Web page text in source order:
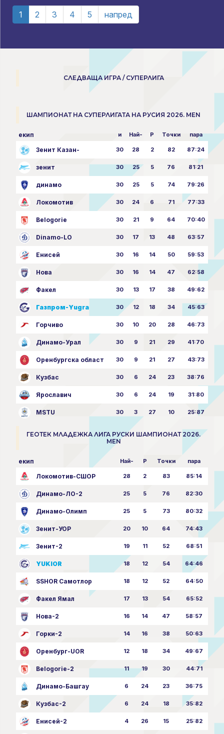
1 2 3 4 5 напред
СЛЕДВАЩА ИГРА / СУПЕРЛИГА
ШАМПИОНАТ НА СУПЕРЛИГАТА НА РУСИЯ 2026. MEN
екип и Най- P Точки пара
Зенит Казан- 30 28 2 82 87:24
зенит 30 25 5 76 81:21
динамо 30 25 5 74 79:26
Локомотив 30 24 6 71 77:33
Belogorie 30 21 9 64 70:40
Dinamo-LO 30 17 13 48 63:57
Енисей 30 16 14 50 59:53
Нова 30 16 14 47 62:58
Факел 30 13 17 38 49:62
Газпром-Yugra 30 12 18 34 45:63
Горчиво 30 10 20 28 46:73
Динамо-Урал 30 9 21 29 41:70
Оренбургска област 30 9 21 27 43:73
Кузбас 30 6 24 23 38:76
Ярославич 30 6 24 19 31:80
MSTU 30 3 27 10 25:87
ГЕОТЕК МЛАДЕЖКА ЛИГА РУСКИ ШАМПИОНАТ 2026.
MEN
екип Най- P Точки пара
Локомотив-СШОР 28 2 83 85:14
Динамо-ЛО-2 25 5 76 82:30
Динамо-Олимп 25 5 73 80:32
Зенит-УОР 20 10 64 74:43
Зенит-2 19 11 52 68:51
YUKIOR 18 12 54 64:46
SSHOR Самотлор 18 12 52 64:50
Факел Ямал 17 13 54 65:52
Нова-2 16 14 47 58:57
Горки-2 14 16 38 50:63
Оренбург-UOR 12 18 34 49:67
Belogorie-2 11 19 30 44:71
Динамо-Башгау 6 24 23 36:75
Кузбас-2 6 24 18 35:82
Енисей-2 4 26 15 25:82